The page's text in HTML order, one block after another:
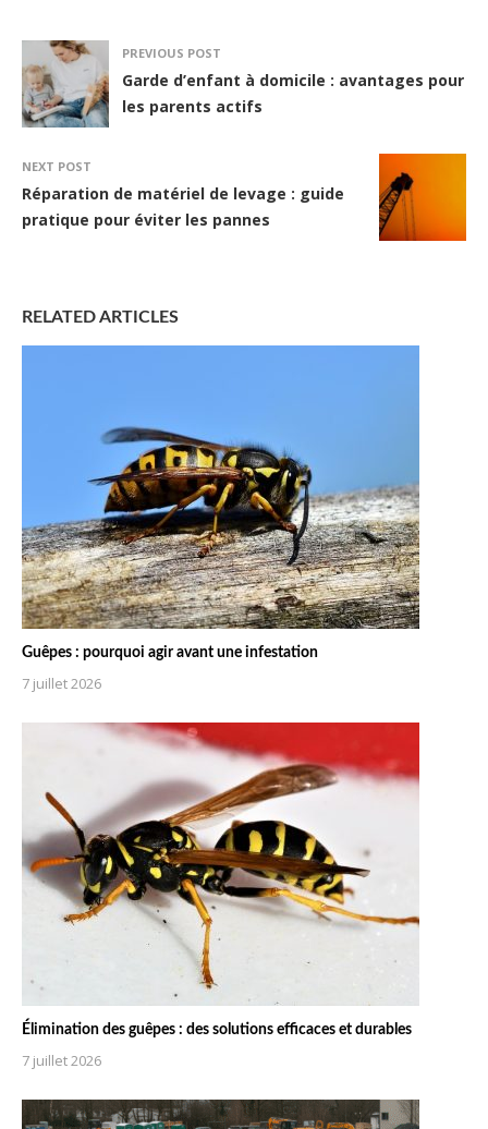
PREVIOUS POST
Garde d’enfant à domicile : avantages pour
les parents actifs
NEXT POST
Réparation de matériel de levage : guide
pratique pour éviter les pannes
RELATED ARTICLES
Guêpes : pourquoi agir avant une infestation
7 juillet 2026
Élimination des guêpes : des solutions efficaces et durables
7 juillet 2026